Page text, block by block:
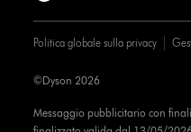
Politica globale sulla privacy
Messaggio pubblicitario con
©Dyson 2026